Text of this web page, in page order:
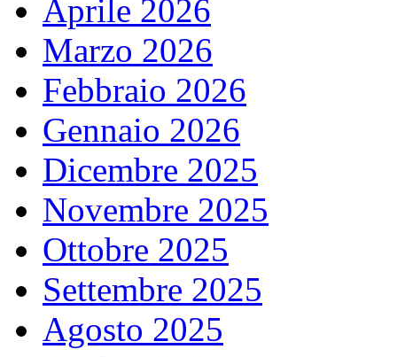
Aprile 2026
Marzo 2026
Febbraio 2026
Gennaio 2026
Dicembre 2025
Novembre 2025
Ottobre 2025
Settembre 2025
Agosto 2025